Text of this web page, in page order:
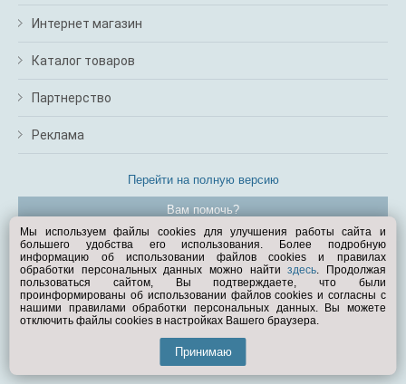
Интернет магазин
Каталог товаров
Партнерство
Реклама
Перейти на полную версию
Вам помочь?
© Exist.ru 1998—2026
Мы используем файлы cookies для улучшения работы сайта и
большего удобства его использования. Более подробную
информацию об использовании файлов cookies и правилах
обработки персональных данных можно найтиздесь. Продолжая
пользоваться сайтом, Вы подтверждаете, что были
проинформированы об использовании файлов cookies и согласны с
нашими правилами обработки персональных данных. Вы можете
отключить файлы cookies в настройках Вашего браузера.
Принимаю